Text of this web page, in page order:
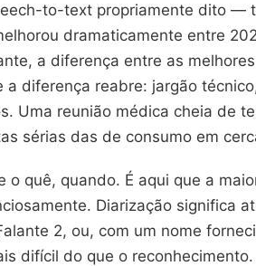
to-text propriamente dito —
dramaticamente entre
a diferença entre as
diferença reabre: jargão
Uma reunião médica cheia de
sérias das de consumo em
o quê, quando. É aqui que a
Diarização significa
2, ou, com um nome
difícil do que o